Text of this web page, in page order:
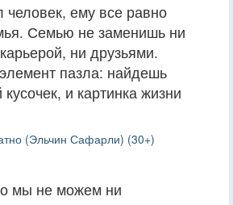
человек, ему все равно
Семью не заменишь ни
ни друзьями.
пазла: найдешь
и картинка жизни
(Эльчин Сафарли) (30+)
мы не можем ни